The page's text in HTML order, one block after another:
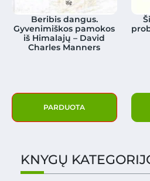
Beribis dangus.
Gyvenimiškos pamokos
iš Himalajų – David
Charles Manners
PARDUOTA
KNYGŲ